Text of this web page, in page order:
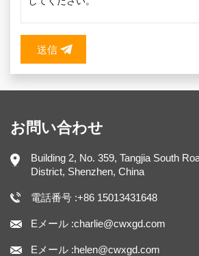
送信
お問い合わせ
Building 2, No. 359, Tangjia South
District, Shenzhen, China
電話番号 :+86 15013431648
Eメール :charlie@cwxgd.com
Eメール :helen@cwxgd.com